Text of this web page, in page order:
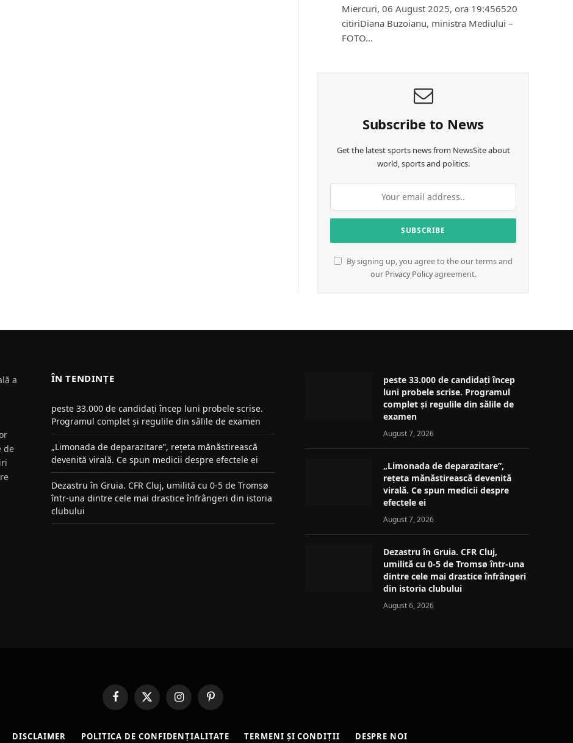
Miercuri, 06 August 2025, ora 19:456520
citiriDiana Buzoianu, ministra Mediului –
FOTO…
Subscribe to News
Get the latest sports news from NewsSite about
world, sports and politics.
By signing up, you agree to the our terms and
our Privacy Policyagreement.
a
de
ÎN TENDINȚE
peste 33.000 de candidați încep luni probele scrise.
Programul complet și regulile din sălile de examen
„Limonada de deparazitare”, rețeta mănăstirească
devenită virală. Ce spun medicii despre efectele ei
Dezastru în Gruia. CFR Cluj, umilită cu 0-5 de Tromsø
într-una dintre cele mai drastice înfrângeri din istoria
clubului
peste 33.000 de candidați încep
luni probele scrise. Programul
complet și regulile din sălile de
examen
August 7, 2026
„Limonada de deparazitare”,
rețeta mănăstirească devenită
virală. Ce spun medicii despre
efectele ei
August 7, 2026
Dezastru în Gruia. CFR Cluj,
umilită cu 0-5 de Tromsø într-una
dintre cele mai drastice înfrângeri
din istoria clubului
August 6, 2026
FacebookX
(Twitter)
InstagramPinterest
DISCLAIMER POLITICA DE CONFIDENȚIALITATE TERMENI ȘI CONDIȚII DESPRE NOI